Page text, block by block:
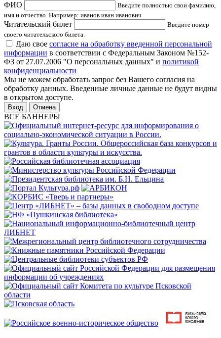
ФИО
Введите полностью свои фамилию,
имя и отчество. Например: иванов иван иванович
Читательский билет
Введите номер
своего читательского билета.
Даю свое согласие на обработку введенной персональной
информации в соответствии с Федеральным Законом №152-
ФЗ от 27.07.2006 "О персональных данных" и политикой
конфиденциальности
Мы не можем обработать запрос без Вашего согласия на
обработку данных. Введенные личные данные не будут видны
в открытом доступе.
Отмена
ВСЕ БАННЕРЫ